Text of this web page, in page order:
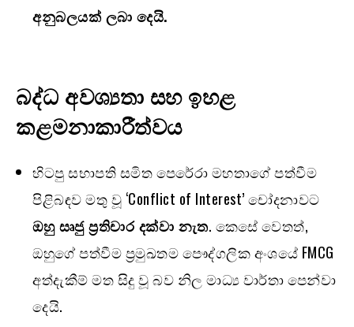
අනුබලයක් ලබා දෙයි.
බද්ධ අවශ්‍යතා සහ ඉහළ
කළමනාකාරීත්වය
හිටපු සභාපති සමිත පෙරේරා මහතාගේ පත්වීම
පිළිබඳව මතු වූ ‘Conflict of Interest’ චෝදනාවට
ඔහු සෘජු ප්‍රතිචාර දක්වා නැත. කෙසේ වෙතත්,
ඔහුගේ පත්වීම ප්‍රමුඛතම පෞද්ගලික අංශයේ FMCG
අත්දැකීම් මත සිදු වූ බව නිල මාධ්‍ය වාර්තා පෙන්වා
දෙයි.